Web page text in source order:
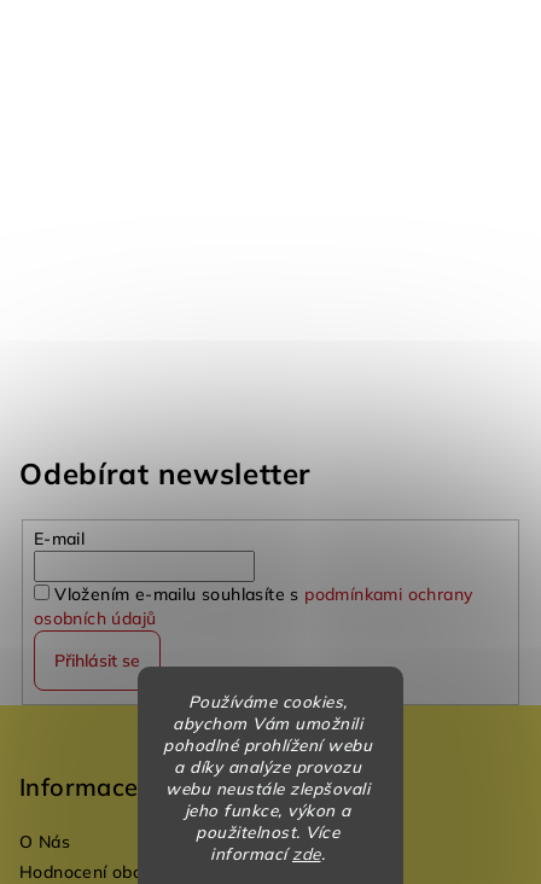
Používáme cookies,
abychom Vám umožnili
pohodlné prohlížení webu
a díky analýze provozu
webu neustále zlepšovali
jeho funkce, výkon a
použitelnost. Více
informacízde.
Odebírat newsletter
E-mail
Vložením e-mailu souhlasíte s podmínkami ochrany
osobních údajů
Přihlásit se
Informace
O Nás
Hodnocení obchodu